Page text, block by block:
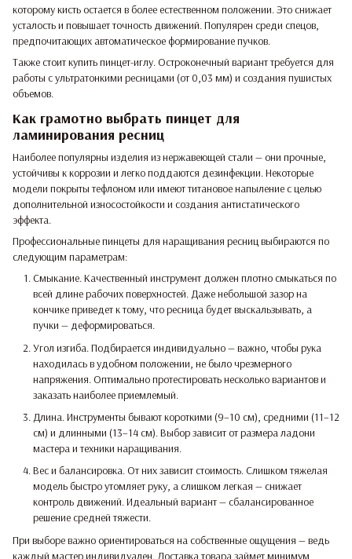
которому кисть остается в более естественном положении. Это снижает
усталость и повышает точность движений. Популярен среди спецов,
предпочитающих автоматическое формирование пучков.
Также стоит купить пинцет-иглу. Остроконечный вариант требуется для
работы с ультратонкими ресницами (от 0,03 мм) и создания пушистых
объемов.
Как грамотно выбрать пинцет для
ламинирования ресниц
Наиболее популярны изделия из нержавеющей стали — они прочные,
устойчивы к коррозии и легко поддаются дезинфекции. Некоторые
модели покрыты тефлоном или имеют титановое напыление с целью
дополнительной износостойкости и создания антистатического
эффекта.
Профессиональные пинцеты для наращивания ресниц выбираются по
следующим параметрам:
Смыкание. Качественный инструмент должен плотно смыкаться по
всей длине рабочих поверхностей. Даже небольшой зазор на
кончике приведет к тому, что ресница будет выскальзывать, а
пучки — деформироваться.
Угол изгиба. Подбирается индивидуально — важно, чтобы рука
находилась в удобном положении, не было чрезмерного
напряжения. Оптимально протестировать несколько вариантов и
заказать наиболее приемлемый.
Длина. Инструменты бывают короткими (9–10 см), средними (11–12
см) и длинными (13–14 см). Выбор зависит от размера ладони
мастера и техники наращивания.
Вес и балансировка. От них зависит стоимость. Слишком тяжелая
модель быстро утомляет руку, а слишком легкая — снижает
контроль движений. Идеальный вариант — сбалансированное
решение средней тяжести.
При выборе важно ориентироваться на собственные ощущения — ведь
каждый мастер индивидуален. Доставка товара займет минимум